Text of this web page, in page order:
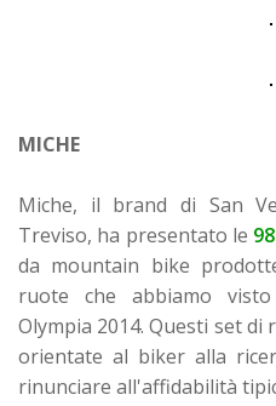
MICHE
Miche, il brand di San
Treviso, ha presentato le
da mountain bike
ruote che abbiamo
Olympia 2014. Questi set di
orientate al biker alla
rinunciare all'affidabilità